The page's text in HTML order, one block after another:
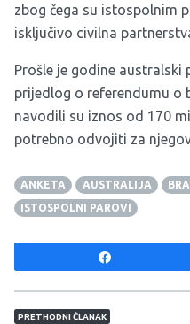
zbog čega su istospolnim
isključivo civilna
Prošle je godine
prijedlog o referendumu o
navodili su iznos od 170
potrebno odvojiti za
ANKETA AUSTRALIJA
ISTOSPOLNI PAROVI
Navigacija članaka
PRETHODNI ČLANAK